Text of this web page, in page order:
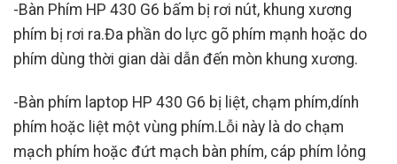
-Bàn Phím HP 430 G6 bấm bị rơi nút, khung xương
phím bị rơi ra.Đa phần do lực gõ phím mạnh hoặc do
phím dùng thời gian dài dẫn đến mòn khung xương.
-Bàn phím laptop HP 430 G6 bị liệt, chạm phím,dính
phím hoặc liệt một vùng phím.Lỗi này là do chạm
mạch phím hoặc đứt mạch bàn phím, cáp phím lỏng